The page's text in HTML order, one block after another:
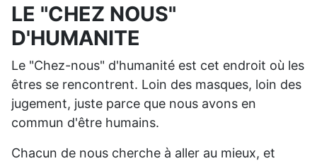
LE "CHEZ NOUS"
D'HUMANITE
Le "Chez-nous" d'humanité est cet endroit où les
êtres se rencontrent. Loin des masques, loin des
jugement, juste parce que nous avons en
commun d'être humains.
Chacun de nous cherche à aller au mieux, et